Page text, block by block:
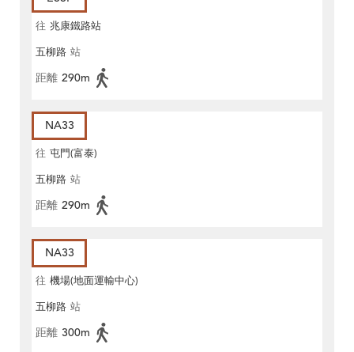
往 兆康鐵路站
五柳路 站
距離 290m
NA33
往 屯門(富泰)
五柳路 站
距離 290m
NA33
往 機場(地面運輸中心)
五柳路 站
距離 300m